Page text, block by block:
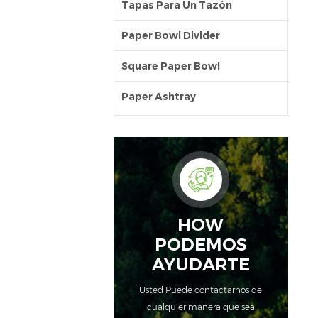
Tapas Para Un Tazón
Paper Bowl Divider
Square Paper Bowl
Paper Ashtray
HOW
PODEMOS
AYUDARTE
Usted Puede contactarnos de
cualquier manera que sea